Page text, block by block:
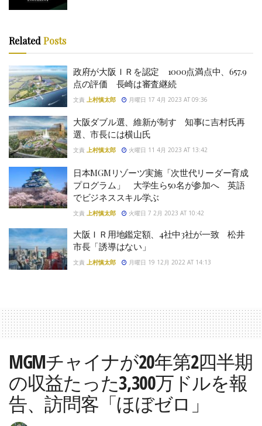
Related Posts
政府が大阪ＩＲを認定 1000点満点中、657.9
点の評価 長崎は審査継続
文責 上村慎太郎 月曜日 17 4月 2023 AT 09:36
大阪ダブル選、維新が制す 知事に吉村氏再
選、市長には横山氏
文責 上村慎太郎 火曜日 11 4月 2023 AT 13:42
日本MGMリゾーツ実施「次世代リーダー育成
プログラム」 大学生ら50名が参加へ 英語
でビジネススキル学ぶ
文責 上村慎太郎 火曜日 7 2月 2023 AT 10:42
大阪ＩＲ用地鑑定額、4社中3社が一致 松井
市長「誘導はない」
文責 上村慎太郎 月曜日 19 12月 2022 AT 14:13
MGMチャイナが20年第2四半期
の収益たった3,300万ドルを報
告、訪問客「ほぼゼロ」